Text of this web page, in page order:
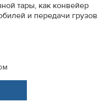
тары, как конвейер
и передачи грузов